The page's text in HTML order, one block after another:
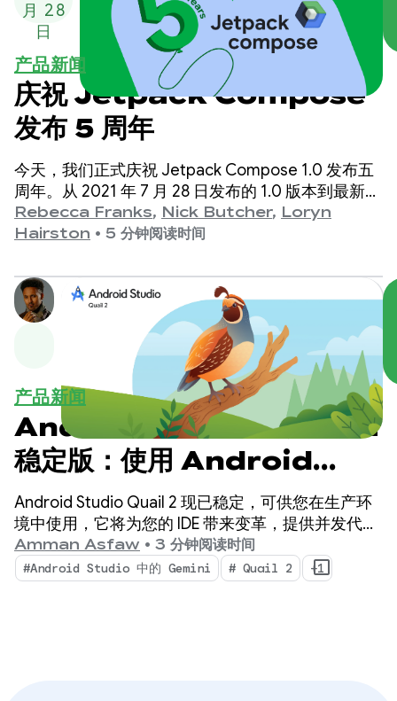
月 28
日
产品新闻
庆祝 Jetpack Compose
发布 5 周年
今天，我们正式庆祝 Jetpack Compose 1.0 发布五
周年。从 2021 年 7 月 28 日发布的 1.0 版本到最新的
1.11 版本，我们见证了 API 在过去几年中的显著发
展，现在我们来庆祝一下。
Rebecca Franks, Nick Butcher, Loryn
Hairston • 5 分钟阅读时间
产品新闻
Android Studio Quail 2
稳定版：使用 Android
Studio AI 智能体执行多项任
务
Android Studio Quail 2 现已稳定，可供您在生产环
境中使用，它将为您的 IDE 带来变革，提供并发代理
工作流、原生集成的内存泄漏分析以及情境感知型崩
溃修复。
Amman Asfaw • 3 分钟阅读时间
#Android Studio 中的 Gemini # Quail 2 +1